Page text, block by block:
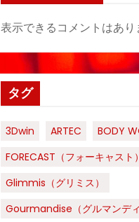
表示できるコメントはあり
タグ
3Dwin ARTEC
BODY
FORECAST（フォーキャスト）
Glimmis（グリミス）
Gourmandise（グルマンディ